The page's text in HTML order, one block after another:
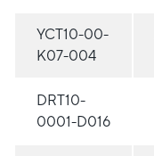
YCT10-00-
K07-004
DRT10-
0001-D016